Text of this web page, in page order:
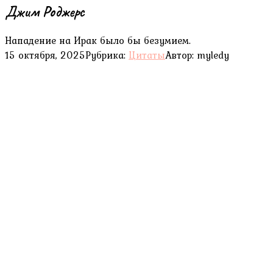
Джим Роджерс
Нападение на Ирак было бы безумием.
15 октября, 2025Рубрика: ЦитатыАвтор: myledy